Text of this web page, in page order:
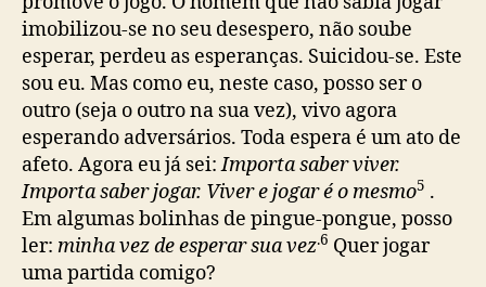
imobilizou-se no seu desespero, não soube
esperar, perdeu as esperanças. Suicidou-se. Este
sou eu. Mas como eu, neste caso, posso ser o
outro (seja o outro na sua vez), vivo agora
esperando adversários. Toda espera é um ato de
afeto. Agora eu já sei:Importa saber viver.
Importa saber jogar. Viver e jogar é o mesmo5 .
Em algumas bolinhas de pingue-pongue, posso
ler: minha vez de esperar sua vez.6 Quer jogar
uma partida comigo?